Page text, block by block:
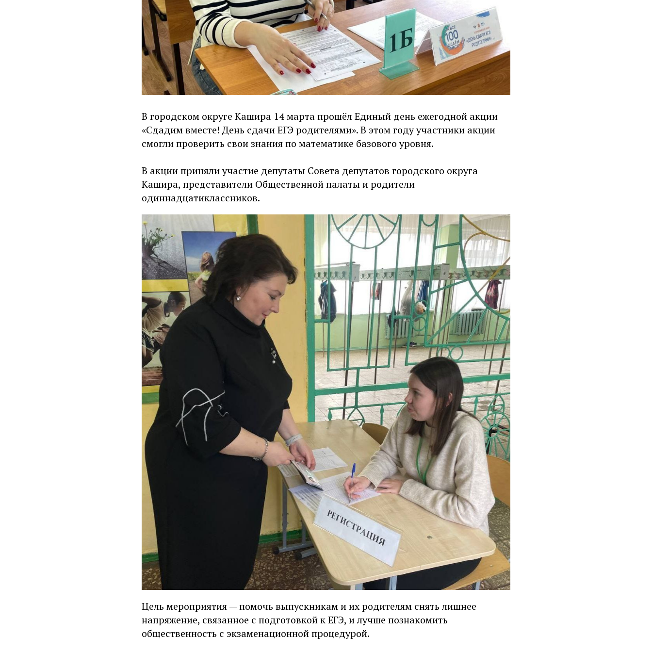
В городском округе Кашира 14 марта прошёл Единый день ежегодной акции
«Сдадим вместе! День сдачи ЕГЭ родителями». В этом году участники акции
смогли проверить свои знания по математике базового уровня.
В акции приняли участие депутаты Совета депутатов городского округа
Кашира, представители Общественной палаты и родители
одиннадцатиклассников.
Цель мероприятия — помочь выпускникам и их родителям снять лишнее
напряжение, связанное с подготовкой к ЕГЭ, и лучше познакомить
общественность с экзаменационной процедурой.